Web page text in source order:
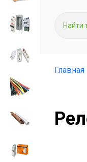
Главная